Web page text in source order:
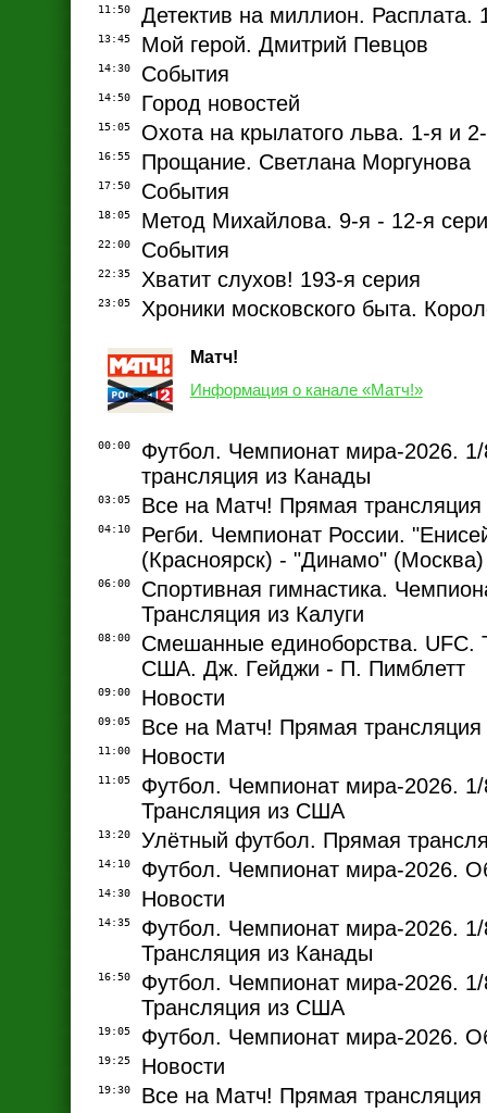
11:50 Детектив на миллион. Расплата.
13:45 Мой герой. Дмитрий Певцов
14:30 События
14:50 Город новостей
15:05 Охота на крылатого льва. 1-я и
16:55 Прощание. Светлана Моргунова
17:50 События
18:05 Метод Михайлова. 9-я - 12-я
22:00 События
22:35 Хватит слухов! 193-я серия
23:05 Хроники московского быта.
Матч!
Информация о канале «Матч!»
00:00
Футбол. Чемпионат мира-2026.
трансляция из Канады
03:05 Все на Матч! Прямая трансляция
04:10
Регби. Чемпионат России.
(Красноярск) - "Динамо" (Москва)
06:00
Спортивная гимнастика.
Трансляция из Калуги
08:00
Смешанные единоборства. UFC.
США. Дж. Гейджи - П. Пимблетт
09:00 Новости
09:05 Все на Матч! Прямая трансляция
11:00 Новости
11:05
Футбол. Чемпионат мира-2026.
Трансляция из США
13:20 Улётный футбол. Прямая
14:10 Футбол. Чемпионат мира-2026.
14:30 Новости
14:35
Футбол. Чемпионат мира-2026.
Трансляция из Канады
16:50
Футбол. Чемпионат мира-2026.
Трансляция из США
19:05 Футбол. Чемпионат мира-2026.
19:25 Новости
19:30 Все на Матч! Прямая трансляция